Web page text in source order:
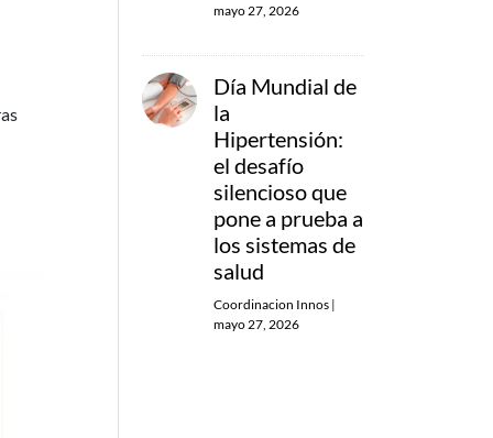
mayo 27, 2026
Día Mundial de
la
Hipertensión:
el desafío
silencioso que
pone a prueba a
los sistemas de
salud
Coordinacion Innos |
mayo 27, 2026